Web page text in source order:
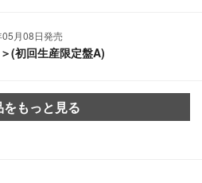
月08日発売
(初回生産限定盤A)
をもっと見る